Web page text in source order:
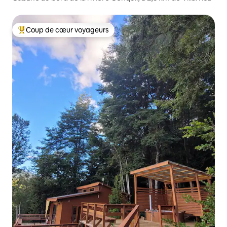
Coups de cœur voyageurs les plus appréciés
Coup de cœur voyageurs